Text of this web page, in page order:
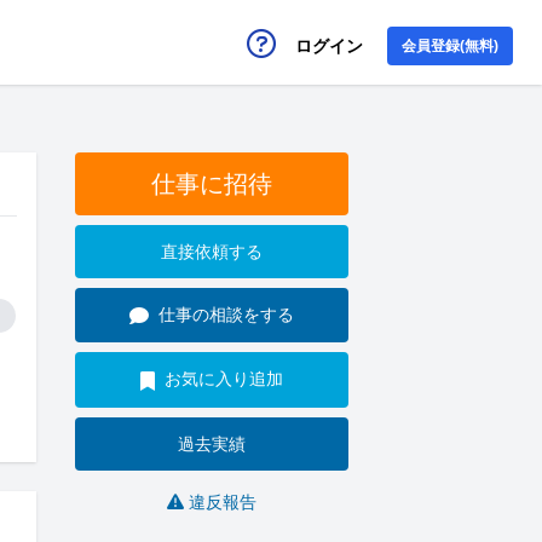
ログイン 会員登録(無料)
仕事に招待
直接依頼する
仕事の相談をする
お気に入り追加
過去実績
違反報告